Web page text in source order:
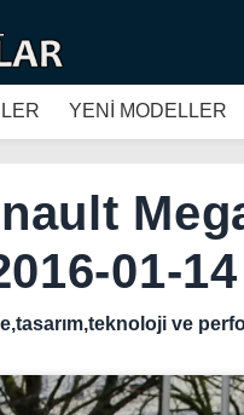
YENİ MODELLER
01-14
ve